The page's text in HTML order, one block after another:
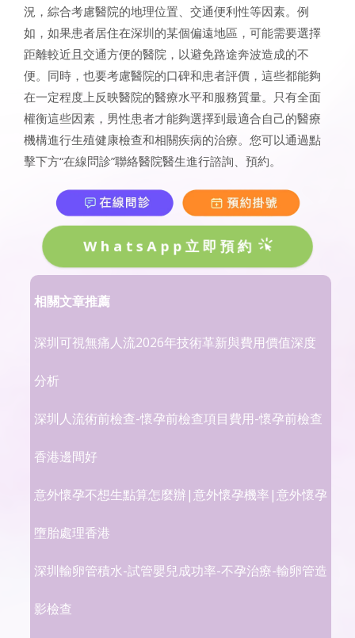
況，綜合考慮醫院的地理位置、交通便利性等因素。例
如，如果患者居住在深圳的某個偏遠地區，可能需要選擇
距離較近且交通方便的醫院，以避免路途奔波造成的不
便。同時，也要考慮醫院的口碑和患者評價，這些都能夠
在一定程度上反映醫院的醫療水平和服務質量。只有全面
權衡這些因素，男性患者才能夠選擇到最適合自己的醫療
機構進行生殖健康檢查和相關疾病的治療。您可以通過點
擊下方“在線問診”聯絡醫院醫生進行諮詢、預約。
WhatsApp立即預約
相關文章推薦
深圳可視無痛人流2026年技術革新與費用價值深度
分析
深圳人流術前檢查-懷孕前檢查項目費用-懷孕前檢查
香港邊間好
意外懷孕不想生點算怎麼辦|意外懷孕機率|意外懷孕
墮胎處理香港
深圳輸卵管積水-試管嬰兒成功率-不孕治療-輸卵管造
影檢查